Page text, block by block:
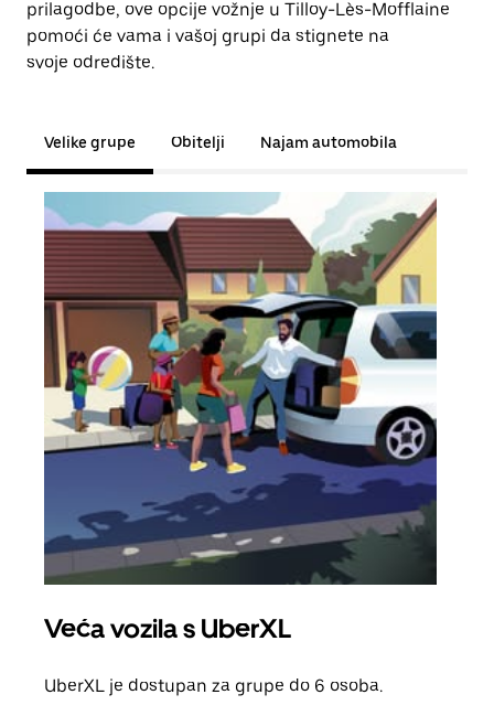
prilagodbe, ove opcije vožnje u Tilloy-Lès-Mofflaine
pomoći će vama i vašoj grupi da stignete na
svoje odredište.
Velike grupe Obitelji Najam automobila
Veća vozila s UberXL
UberXL je dostupan za grupe do 6 osoba.